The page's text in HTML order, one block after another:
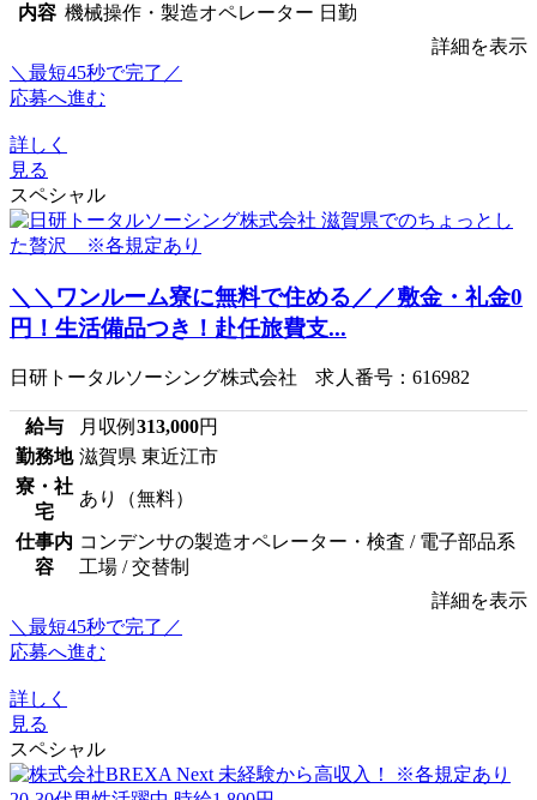
内容 機械操作・製造オペレーター 日勤
詳細を表示
＼最短45秒で完了／
応募へ進む
詳しく
見る
スペシャル
＼＼ワンルーム寮に無料で住める／／敷金・礼金0
円！生活備品つき！赴任旅費支...
日研トータルソーシング株式会社 求人番号：616982
給与 月収例 313,000円
勤務地 滋賀県 東近江市
寮・社
宅
あり（無料）
仕事内
容
コンデンサの製造オペレーター・検査 / 電子部品系
工場 / 交替制
詳細を表示
＼最短45秒で完了／
応募へ進む
詳しく
見る
スペシャル